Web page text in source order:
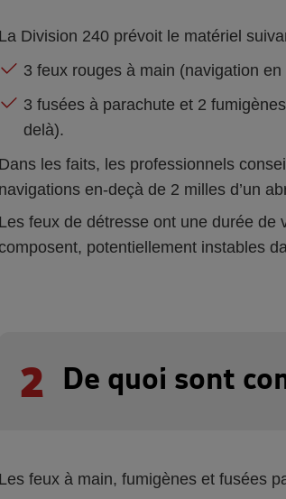
La Division 240 prévoit le matériel
3 feux rouges à main (navigation
3 fusées à parachute et 2
delà).
Dans les faits, les professionnels
navigations en-deçà de 2 milles d’un
Les feux de détresse ont une durée
composent, potentiellement instables
2 De quoi sont
Les feux à main, fumigènes et fusées